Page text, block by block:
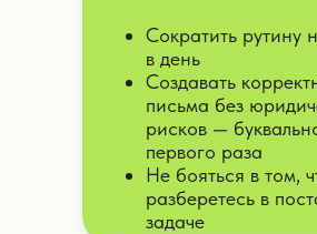
Сократить рутину
в день
Создавать
письма без
рисков —
первого раза
Не бояться в том,
разберетесь в
задаче